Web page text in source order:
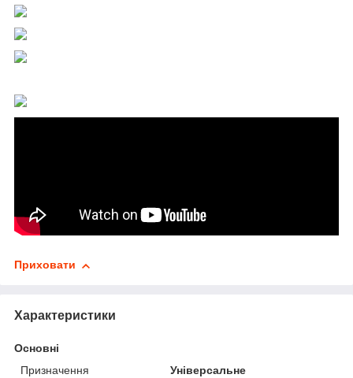
Приховати
Характеристики
Основні
Призначення
Універсальне